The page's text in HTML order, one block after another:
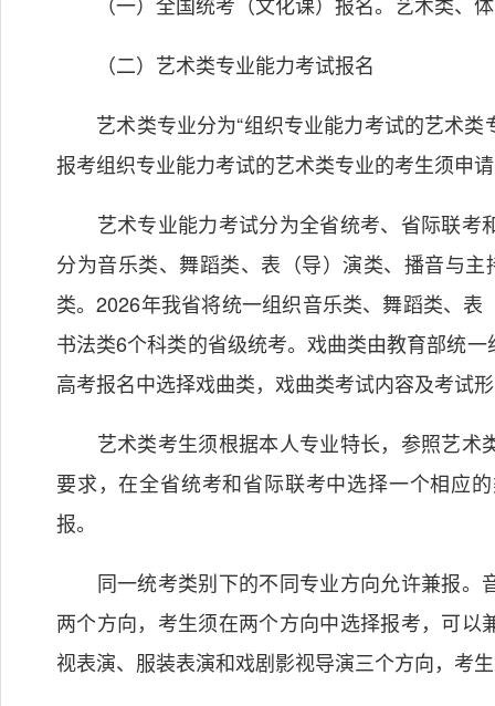
（二）艺术类专业能力考试报名
艺术类专业分为“组织专业能力考试的艺术类
报考组织专业能力考试的艺术类专业的考生须申
艺术专业能力考试分为全省统考、省际联考
分为音乐类、舞蹈类、表（导）演类、播音与
类。2026年我省将统一组织音乐类、舞蹈类、
书法类6个科类的省级统考。戏曲类由教育部统
高考报名中选择戏曲类，戏曲类考试内容及考试
艺术类考生须根据本人专业特长，参照艺术
要求，在全省统考和省际联考中选择一个相应
报。
同一统考类别下的不同专业方向允许兼报。
两个方向，考生须在两个方向中选择报考，可
视表演、服装表演和戏剧影视导演三个方向，考